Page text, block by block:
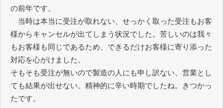
の前年です。
当時は本当に受注が取れない、せっかく取った受注もお客
様からキャンセルが出てしまう状況でした。苦しいのは我々
もお客様も同じであるため、できるだけお客様に寄り添った
対応を心がけました。
そもそも受注が無いので製造の人にも申し訳ない、営業とし
ても結果が出せない。精神的に辛い時期でしたね。きつかっ
たです。